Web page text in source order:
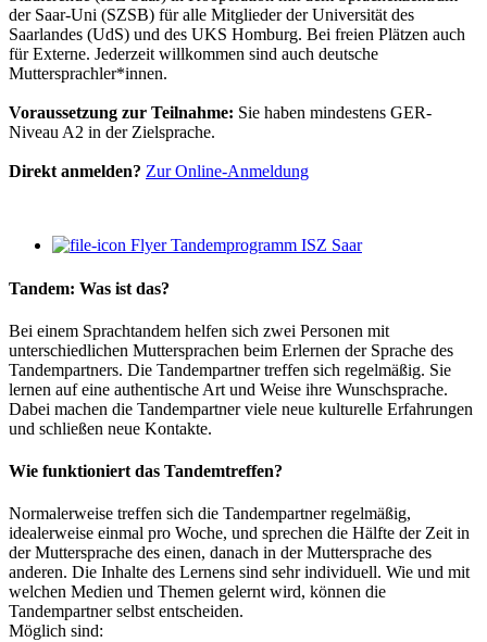
der Saar-Uni (SZSB) für alle Mitglieder der Universität des
Saarlandes (UdS) und des UKS Homburg. Bei freien Plätzen auch
für Externe. Jederzeit willkommen sind auch deutsche
Muttersprachler*innen.
Voraussetzung zur Teilnahme: Sie haben mindestens GER-
Niveau A2 in der Zielsprache.
Direkt anmelden? Zur Online-Anmeldung
Flyer Tandemprogramm ISZ Saar
Tandem: Was ist das?
Bei einem Sprachtandem helfen sich zwei Personen mit
unterschiedlichen Muttersprachen beim Erlernen der Sprache des
Tandempartners. Die Tandempartner treffen sich regelmäßig. Sie
lernen auf eine authentische Art und Weise ihre Wunschsprache.
Dabei machen die Tandempartner viele neue kulturelle Erfahrungen
und schließen neue Kontakte.
Wie funktioniert das Tandemtreffen?
Normalerweise treffen sich die Tandempartner regelmäßig,
idealerweise einmal pro Woche, und sprechen die Hälfte der Zeit in
der Muttersprache des einen, danach in der Muttersprache des
anderen. Die Inhalte des Lernens sind sehr individuell. Wie und mit
welchen Medien und Themen gelernt wird, können die
Tandempartner selbst entscheiden.
Möglich sind: